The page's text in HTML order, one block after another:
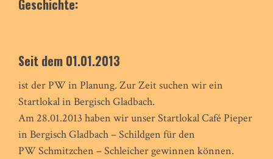
Geschichte:
Seit dem 01.01.2013
ist der PW in Planung. Zur Zeit suchen wir ein
Startlokal in Bergisch Gladbach.
Am 28.01.2013 haben wir unser Startlokal Café Pieper
in Bergisch Gladbach – Schildgen für den
PW Schmitzchen – Schleicher gewinnen können.